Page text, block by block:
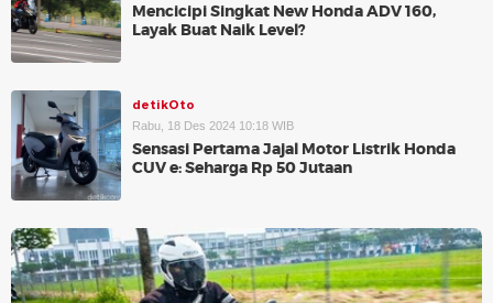
Mencicipi Singkat New Honda ADV 160,
Layak Buat Naik Level?
detikOto
Rabu, 18 Des 2024 10:18 WIB
Sensasi Pertama Jajal Motor Listrik Honda
CUV e: Seharga Rp 50 Jutaan